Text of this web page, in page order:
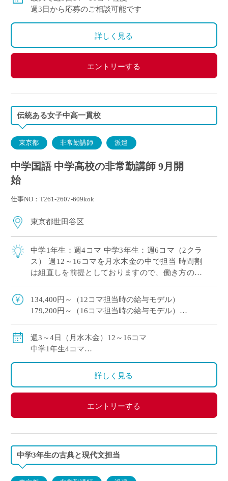
週3日から応募のご相談可能です
詳しく見る
エントリーする
伝統ある女子中高一貫校
東京都 非常勤講師 派遣
中学国語 中学高校の非常勤講師 9月開
始
仕事NO：T261-2607-609kok
東京都世田谷区
中学1年生：週4コマ 中学3年生：週6コマ（2クラ
ス） 週12～16コマを月水木金の中で担当 時間割
は組直しを前提としておりますので、働き方のご
134,400円～（12コマ担当時の給与モデル）
179,200円～（16コマ担当時の給与モデル）
週3～4日（月水木金）12～16コマ
中学1年生4コマ
詳しく見る
エントリーする
中学3年生の古典と現代文担当